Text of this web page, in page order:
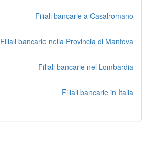
Filiali bancarie a Casalromano
Filiali bancarie nella Provincia di Mantova
Filiali bancarie nel Lombardia
Filiali bancarie in Italia